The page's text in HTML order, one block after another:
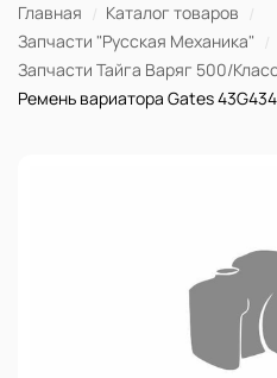
Главная
Каталог товаров
Запчасти "Русская Механика"
Запчасти Тайга Варяг 500/
Ремень вариатора Gates